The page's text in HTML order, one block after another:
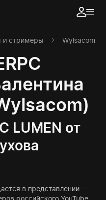
и стримеры Wylsacom
LUMEN от
в представлении -
российского YouTube,